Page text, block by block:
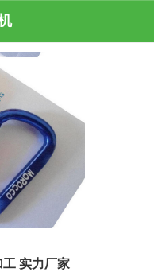
实力厂家